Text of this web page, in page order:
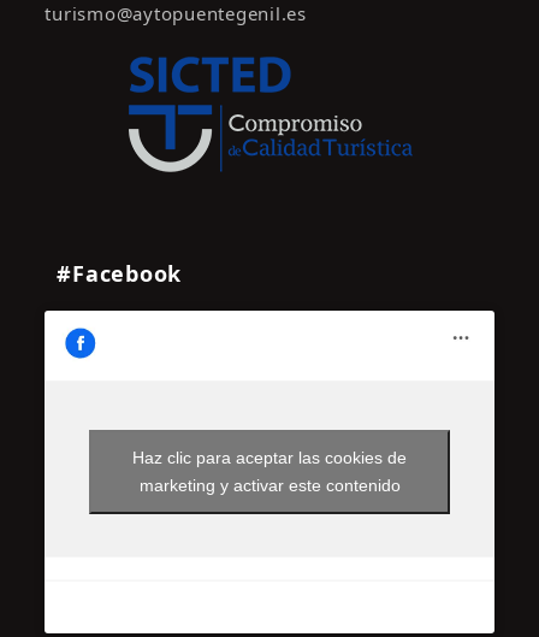
turismo@aytopuentegenil.es
#Facebook
Haz clic para aceptar las cookies de
marketing y activar este contenido